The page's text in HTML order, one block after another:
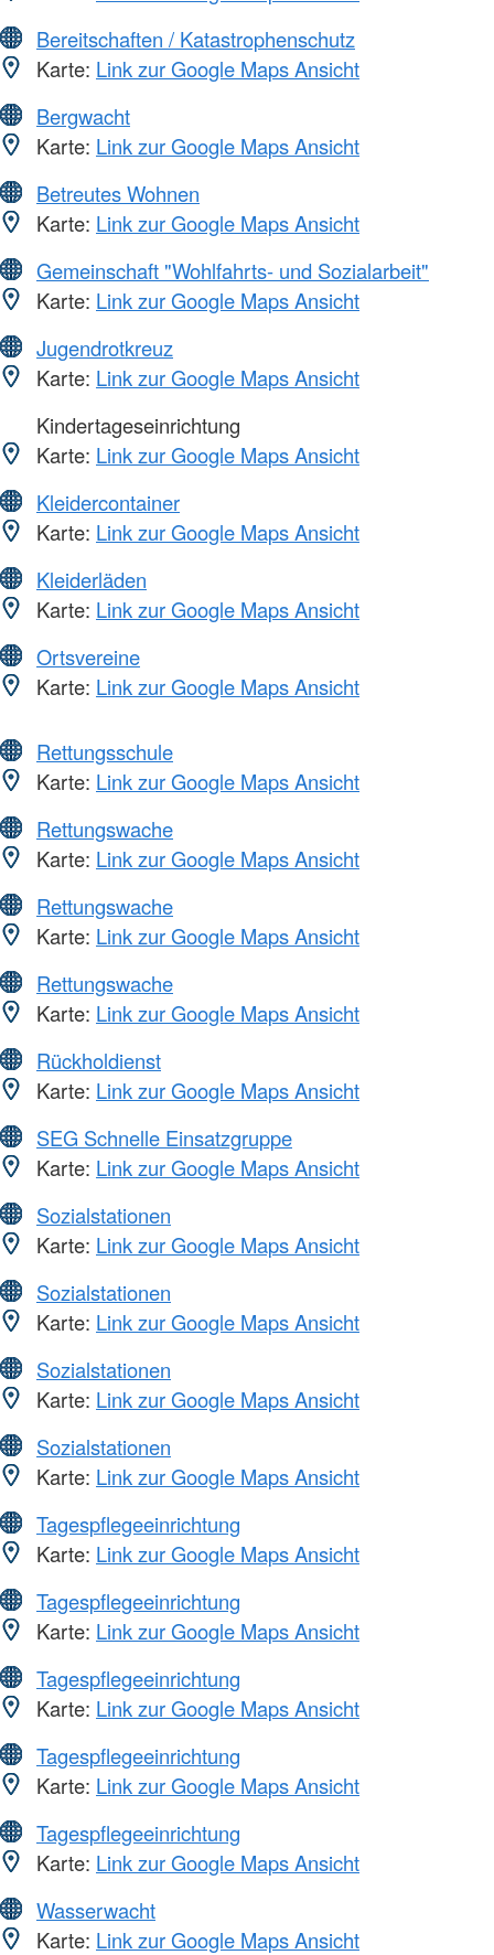
Bereitschaften / Katastrophenschutz
Karte: Link zur Google Maps Ansicht
Bergwacht
Karte: Link zur Google Maps Ansicht
Betreutes Wohnen
Karte: Link zur Google Maps Ansicht
Gemeinschaft "Wohlfahrts- und Sozialarbeit"
Karte: Link zur Google Maps Ansicht
Jugendrotkreuz
Karte: Link zur Google Maps Ansicht
Kindertageseinrichtung
Karte: Link zur Google Maps Ansicht
Kleidercontainer
Karte: Link zur Google Maps Ansicht
Kleiderläden
Karte: Link zur Google Maps Ansicht
Ortsvereine
Karte: Link zur Google Maps Ansicht
Rettungsschule
Karte: Link zur Google Maps Ansicht
Rettungswache
Karte: Link zur Google Maps Ansicht
Rettungswache
Karte: Link zur Google Maps Ansicht
Rettungswache
Karte: Link zur Google Maps Ansicht
Rückholdienst
Karte: Link zur Google Maps Ansicht
SEG Schnelle Einsatzgruppe
Karte: Link zur Google Maps Ansicht
Sozialstationen
Karte: Link zur Google Maps Ansicht
Sozialstationen
Karte: Link zur Google Maps Ansicht
Sozialstationen
Karte: Link zur Google Maps Ansicht
Sozialstationen
Karte: Link zur Google Maps Ansicht
Tagespflegeeinrichtung
Karte: Link zur Google Maps Ansicht
Tagespflegeeinrichtung
Karte: Link zur Google Maps Ansicht
Tagespflegeeinrichtung
Karte: Link zur Google Maps Ansicht
Tagespflegeeinrichtung
Karte: Link zur Google Maps Ansicht
Tagespflegeeinrichtung
Karte: Link zur Google Maps Ansicht
Wasserwacht
Karte: Link zur Google Maps Ansicht